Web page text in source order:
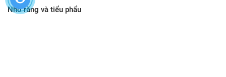
Nhổ răng và tiểu phẩu